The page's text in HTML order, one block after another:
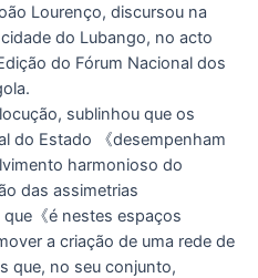
Lourenço, discursou na
do Lubango, no acto
do Fórum Nacional dos
sublinhou que os
do Estado 《desempenham
harmonioso do
das assimetrias
《é nestes espaços
a criação de uma rede de
que, no seu conjunto,